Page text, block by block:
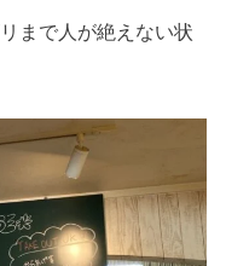
まで人が絶えない状